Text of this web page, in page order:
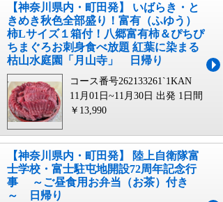
【神奈川県内・町田発】 いばらき・と
きめき秋色全部盛り！富有（ふゆう）
柿Lサイズ１箱付！八郷富有柿＆ぴちぴ
ちまぐろお刺身食べ放題 紅葉に染まる
枯山水庭園「月山寺」 日帰り
コース番号262133261`1KAN
11月01日~11月30日 出発 1日間
￥13,990
【神奈川県内・町田発】 陸上自衛隊富
士学校・富士駐屯地開設72周年記念行
事 ～ご昼食用お弁当（お茶）付き
～ 日帰り